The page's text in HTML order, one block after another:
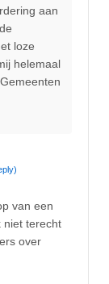
aan
loze
helemaal
van een
niet terecht
over